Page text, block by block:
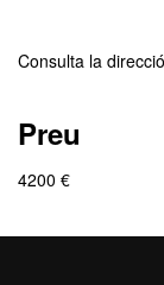
Consulta la
Preu
4200 €